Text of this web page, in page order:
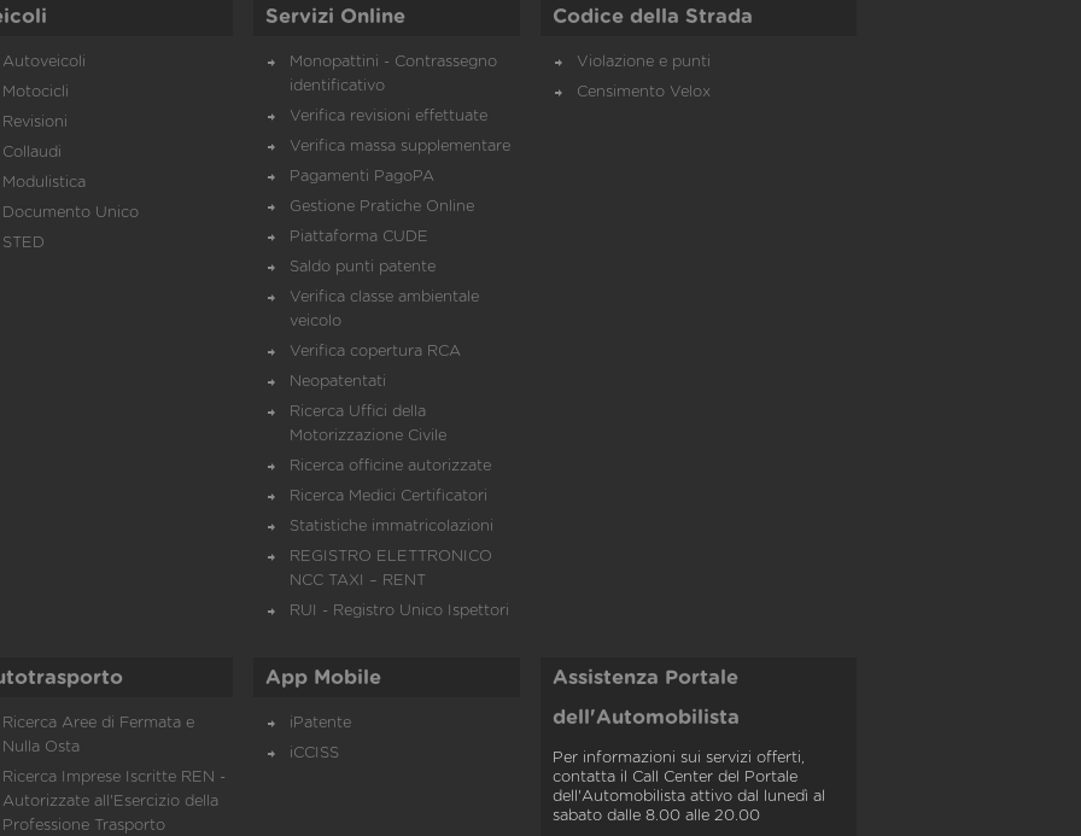
Autoveicoli
Motocicli
Revisioni
Collaudi
Modulistica
Documento Unico
STED
Servizi Online
Monopattini - Contrassegno
identificativo
Verifica revisioni effettuate
Verifica massa supplementare
Pagamenti PagoPA
Gestione Pratiche Online
Piattaforma CUDE
Saldo punti patente
Verifica classe ambientale
veicolo
Verifica copertura RCA
Neopatentati
Ricerca Uffici della
Motorizzazione Civile
Ricerca officine autorizzate
Ricerca Medici Certificatori
Statistiche immatricolazioni
REGISTRO ELETTRONICO
NCC TAXI – RENT
RUI - Registro Unico Ispettori
Codice della Strada
Violazione e punti
Censimento Velox
Ricerca Aree di Fermata e
Nulla Osta
Ricerca Imprese Iscritte REN -
Autorizzate all'Esercizio della
Professione Trasporto
App Mobile
iPatente
iCCISS
Assistenza Portale
dell'Automobilista
Per informazioni sui servizi offerti,
contatta il Call Center del Portale
dell'Automobilista attivo dal lunedì al
sabato dalle 8.00 alle 20.00